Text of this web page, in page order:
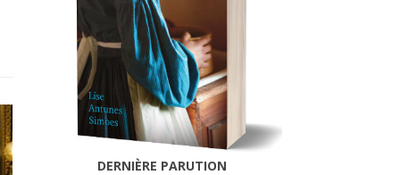
DERNIÈRE PARUTION